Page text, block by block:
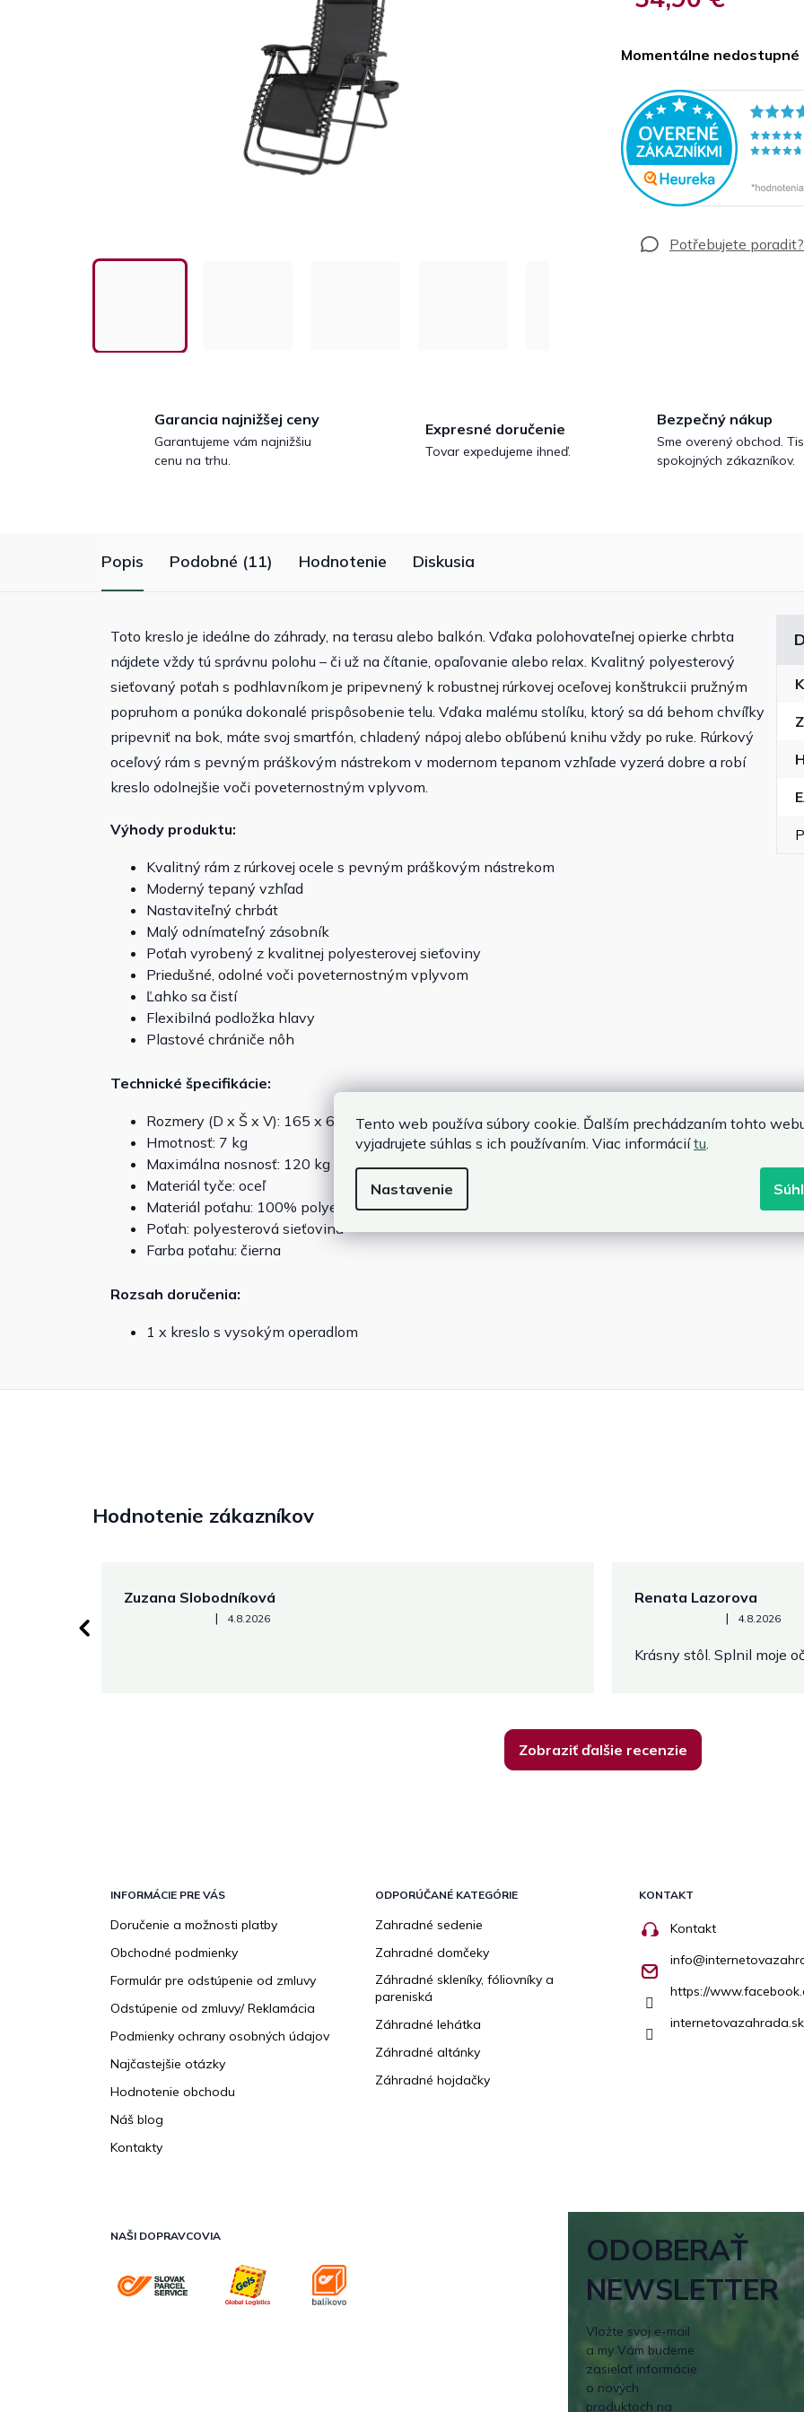
Tento web používa súbory cookie. Ďalším prechádzaním tohto
vyjadrujete súhlas s ich používaním. Viac informáciítu.
Nastavenie
Momentálne nedostupné
Garancia najnižšej ceny
Garantujeme vám najnižšiu
cenu na trhu.
Expresné doručenie
Tovar expedujeme ihneď.
Bezpečný nákup
Sme overený obchod.
spokojných zákazníkov.
Popis Podobné (11) Hodnotenie Diskusia
Toto kreslo je ideálne do záhrady, na terasu alebo balkón. Vďaka polohovateľnej opierke chrbta
nájdete vždy tú správnu polohu – či už na čítanie, opaľovanie alebo relax. Kvalitný polyesterový
sieťovaný poťah s podhlavníkom je pripevnený k robustnej rúrkovej oceľovej konštrukcii pružným
popruhom a ponúka dokonalé prispôsobenie telu. Vďaka malému stolíku, ktorý sa dá behom chvíľky
pripevniť na bok, máte svoj smartfón, chladený nápoj alebo obľúbenú knihu vždy po ruke. Rúrkový
oceľový rám s pevným práškovým nástrekom v modernom tepanom vzhľade vyzerá dobre a robí
kreslo odolnejšie voči poveternostným vplyvom.
Výhody produktu:
Kvalitný rám z rúrkovej ocele s pevným práškovým nástrekom
Moderný tepaný vzhľad
Nastaviteľný chrbát
Malý odnímateľný zásobník
Poťah vyrobený z kvalitnej polyesterovej sieťoviny
Priedušné, odolné voči poveternostným vplyvom
Ľahko sa čistí
Flexibilná podložka hlavy
Plastové chrániče nôh
Technické špecifikácie:
Rozmery (D x Š x V): 165 x 65 x 113 cm
Hmotnosť: 7 kg
Maximálna nosnosť: 120 kg
Materiál tyče: oceľ
Materiál poťahu: 100% polyester
Poťah: polyesterová sieťovina
Farba poťahu: čierna
Rozsah doručenia:
1 x kreslo s vysokým operadlom
Hodnotenie zákazníkov
Zuzana Slobodníková
Hodnotenie obchodu je 5 z 5 hviezdičiek.
| 4.8.2026
Renata Lazorova
Hodnotenie obchodu je 5 z
| 4.8.2026
Krásny stôl. Splnil moje
Zobraziť ďalšie recenzie
INFORMÁCIE PRE VÁS
Doručenie a možnosti platby
Obchodné podmienky
Formulár pre odstúpenie od zmluvy
Odstúpenie od zmluvy/ Reklamácia
Podmienky ochrany osobných údajov
Najčastejšie otázky
Hodnotenie obchodu
Náš blog
Kontakty
ODPORÚČANÉ KATEGÓRIE
Zahradné sedenie
Zahradné domčeky
Záhradné skleníky, fóliovníky a
pareniská
Záhradné lehátka
Záhradné altánky
Záhradné hojdačky
KONTAKT
Kontakt
info@
https://
internetovazahrada.sk
NAŠI DOPRAVCOVIA
ODOBERAŤ
NEWSLETTER
Vložte svoj e-mail
a my Vám budeme
zasielať informácie
o nových
produktoch na